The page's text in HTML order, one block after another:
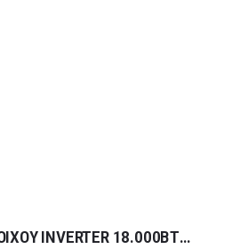
NOBU NBKU3VI-18WFI/NBKU3VO-18 ΚΛΙΜΑΤΙΣΤΙΚΟ ΤΟΙΧΟΥ INVERTER 18.000BTU A++/A+++